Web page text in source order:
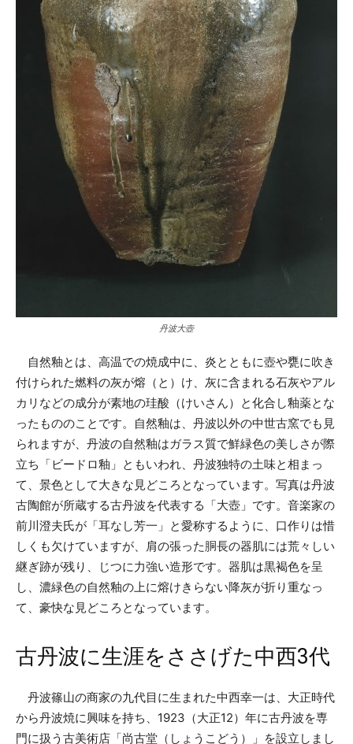
丹波大壺
自然釉とは、高温での焼成中に、炎とともに壺や甕に吹き
付けられた燃料の灰が熔（と）け、灰に含まれる石灰やアル
カリなどの成分が素地の珪酸（けいさん）と化合し釉薬とな
ったもののことです。自然釉は、丹波以外の中世古窯でも見
られますが、丹波の自然釉はガラス質で鮮緑色の美しさが際
立ち「ビードロ釉」ともいわれ、丹波独特の土味と相まっ
て、景色として大きな見どころとなっています。写真は丹波
古陶館が所蔵する古丹波を代表する「大壺」です。音楽家の
前川澄夫氏が「耳なし芳一」と愛称するように、口作りは惜
しくも欠けていますが、肩の張った胴長の器肌には荒々しい
継ぎ跡が残り、じつに力強い造形です。器肌は黒褐色を呈
し、濃緑色の自然釉の上に熔けきらない降灰が折り重なっ
て、豪快な見どころとなっています。
古丹波に生涯をささげた中西3代
丹波篠山の商家の九代目に生まれた中西幸一は、大正時代
から丹波焼に興味を持ち、1923（大正12）年に古丹波を専
門に扱う古美術店「尚古堂（しょうこどう）」を設立しまし